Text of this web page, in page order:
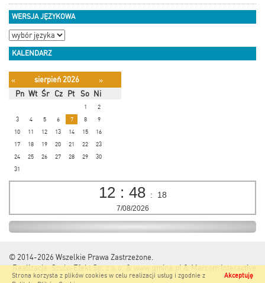
WERSJA JĘZYKOWA
KALENDARZ
« sierpień 2026
»
Pn Wt Śr Cz Pt So Ni
1
2
3
4 5 6 7 8
9
10
11 12 13 14 15
16
17
18 19 20 21 22
23
24
25 26 27 28 29
30
31
12 : 48 : 18
7/08/2026
Akceptuję
Strona korzysta z plików cookies w celu realizacji usług i zgodnie z
© 2014-2026 Wszelkie Prawa Zastrzeżone.
Realizacja:Szulc-Efekt Sp. z o.o. & www.gmina.pl&Marcom Interactive